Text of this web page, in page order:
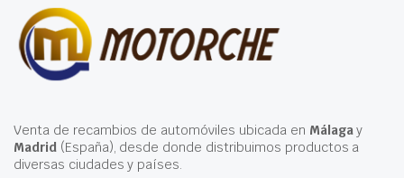
Venta de recambios de automóviles ubicada en Málagay
Madrid(España), desde donde distribuimos productos a
diversas ciudades y países.